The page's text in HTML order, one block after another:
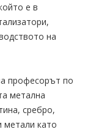
е в
на
професорът по
метална
сребро,
метали като